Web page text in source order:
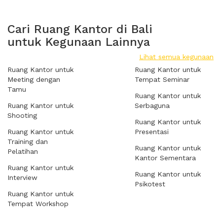
Cari Ruang Kantor di Bali
untuk Kegunaan Lainnya
Lihat semua kegunaan
Ruang Kantor untuk
Meeting dengan
Tamu
Ruang Kantor untuk
Shooting
Ruang Kantor untuk
Training dan
Pelatihan
Ruang Kantor untuk
Interview
Ruang Kantor untuk
Tempat Workshop
Ruang Kantor untuk
Tempat Seminar
Ruang Kantor untuk
Serbaguna
Ruang Kantor untuk
Presentasi
Ruang Kantor untuk
Kantor Sementara
Ruang Kantor untuk
Psikotest